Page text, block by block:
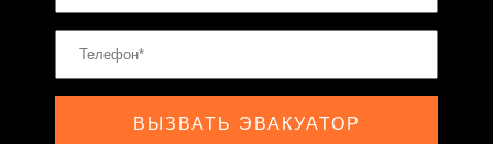
ВЫЗВАТЬ ЭВАКУАТОР